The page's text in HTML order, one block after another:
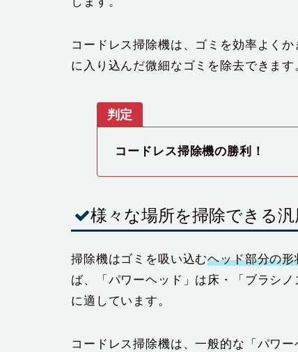
コードレス掃除機は、ゴミを効率よく
に入り込んだ微細なゴミを除去できます
判定
コードレス掃除機の勝利！
様々な場所を掃除できる汎
掃除機はゴミを吸い込むヘッド部分の
ば、「パワーヘッド」は床・「ブラシ
に適しています。
コードレス掃除機は、一般的な「パワ